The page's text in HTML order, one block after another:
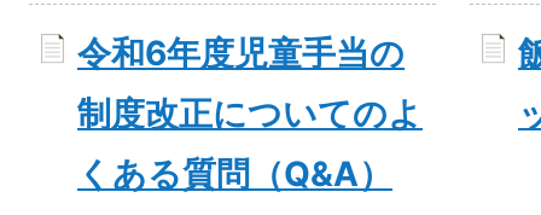
令和6年度児童手当の
制度改正についてのよ
くある質問（Q&A）